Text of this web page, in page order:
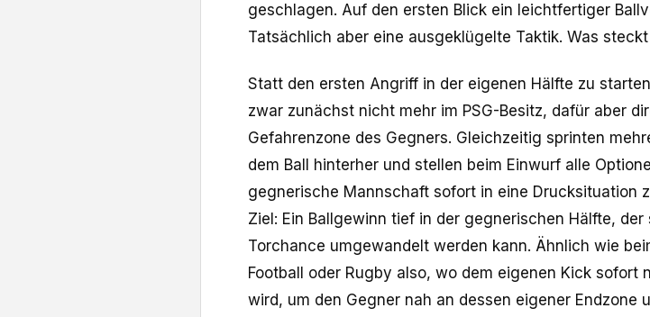
geschlagen. Auf den ersten Blick ein leichtfertiger
Tatsächlich aber eine ausgeklügelte Taktik. Was
Statt den ersten Angriff in der eigenen Hälfte zu
zwar zunächst nicht mehr im PSG-Besitz, dafür aber
Gefahrenzone des Gegners. Gleichzeitig sprinten
dem Ball hinterher und stellen beim Einwurf alle
gegnerische Mannschaft sofort in eine Drucksituation
Ziel: Ein Ballgewinn tief in der gegnerischen Hälfte, der
Torchance umgewandelt werden kann. Ähnlich wie
Football oder Rugby also, wo dem eigenen Kick sofort
wird, um den Gegner nah an dessen eigener Endzone